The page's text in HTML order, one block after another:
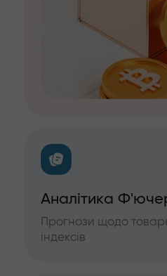
Аналітика
Прогнози щодо
індексів